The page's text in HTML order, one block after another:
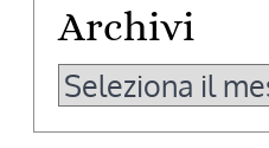
Archivi
Archivi